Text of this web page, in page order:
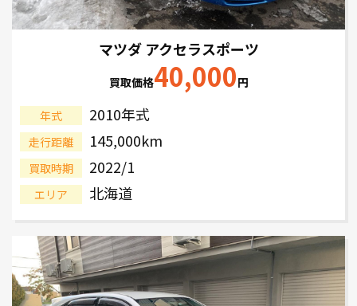
マツダ アクセラスポーツ
買取価格40,000円
年式 2010年式
走行距離 145,000km
買取時期 2022/1
エリア 北海道